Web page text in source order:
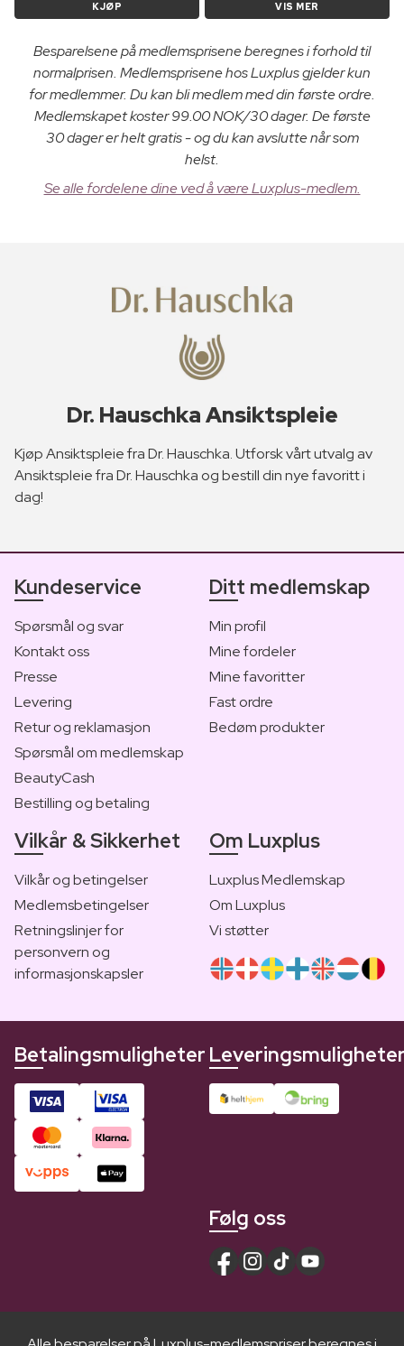
KJØP VIS MER
Besparelsene på medlemsprisene beregnes i forhold til
normalprisen. Medlemsprisene hos Luxplus gjelder kun
for medlemmer. Du kan bli medlem med din første ordre.
Medlemskapet koster 99.00 NOK/30 dager. De første
30 dager er helt gratis - og du kan avslutte når som
helst.
Se alle fordelene dine ved å være Luxplus-medlem.
Dr. Hauschka Ansiktspleie
Kjøp Ansiktspleie fra Dr. Hauschka. Utforsk vårt utvalg av
Ansiktspleie fra Dr. Hauschka og bestill din nye favoritt i
dag!
Kundeservice
Spørsmål og svar
Kontakt oss
Presse
Levering
Retur og reklamasjon
Spørsmål om medlemskap
BeautyCash
Bestilling og betaling
Ditt medlemskap
Min profil
Mine fordeler
Mine favoritter
Fast ordre
Bedøm produkter
Vilkår & Sikkerhet
Vilkår og betingelser
Medlemsbetingelser
Retningslinjer for
personvern og
informasjonskapsler
Om Luxplus
Luxplus Medlemskap
Om Luxplus
Vi støtter
Betalingsmuligheter
Følg oss